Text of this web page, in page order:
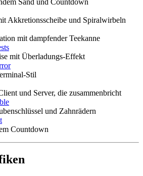
Akkretionsscheibe und Spiralwirbeln
mit dampfender Teekanne
mit Überladungs-Effekt
Stil
und Server, die zusammenbricht
und Zahnrädern
Countdown